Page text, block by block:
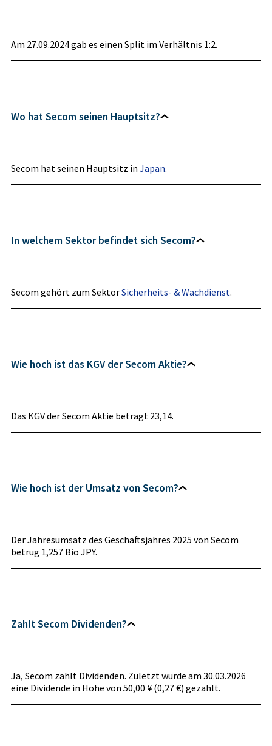
Am 27.09.2024 gab es einen Split im Verhältnis 1:2.
Wo hat Secom seinen Hauptsitz?
Secom hat seinen Hauptsitz in Japan.
In welchem Sektor befindet sich Secom?
Secom gehört zum SektorSicherheits- & Wachdienst.
Wie hoch ist das KGV der Secom Aktie?
Das KGV der Secom Aktie beträgt 23,14.
Wie hoch ist der Umsatz von Secom?
Der Jahresumsatz des Geschäftsjahres 2025 von Secom
betrug 1,257 Bio JPY.
Zahlt Secom Dividenden?
Ja, Secom zahlt Dividenden. Zuletzt wurde am 30.03.2026
eine Dividende in Höhe von 50,00 ¥ (0,27 €) gezahlt.